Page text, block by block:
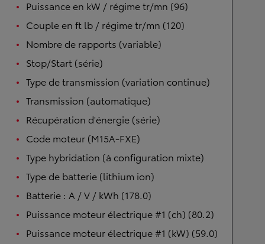
Puissance en kW / régime tr/mn (96)
Couple en ft lb / régime tr/mn (120)
Nombre de rapports (variable)
Stop/Start (série)
Type de transmission (variation continue)
Transmission (automatique)
Récupération d'énergie (série)
Code moteur (M15A-FXE)
Type hybridation (à configuration mixte)
Type de batterie (lithium ion)
Batterie : A / V / kWh (178.0)
Puissance moteur électrique #1 (ch) (80.2)
Puissance moteur électrique #1 (kW) (59.0)